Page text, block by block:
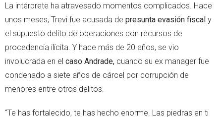
La intérprete ha atravesado momentos complicados. Hace
unos meses, Trevi fue acusada de presunta evasión fiscal y
el supuesto delito de operaciones con recursos de
procedencia ilícita. Y hace más de 20 años, se vio
involucrada en el caso Andrade, cuando su ex manager fue
condenado a siete años de cárcel por corrupción de
menores entre otros delitos.
“Te has fortalecido, te has hecho enorme. Las piedras en ti